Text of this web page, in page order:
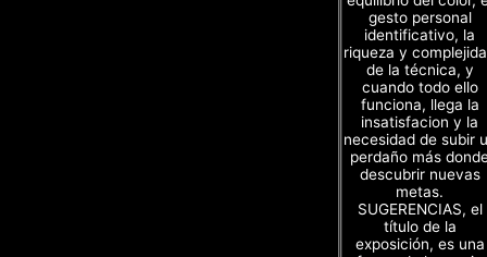
gesto personal
identificativo, la
riqueza y
de la técnica, y
cuando todo ello
funciona, llega la
insatisfacion y la
necesidad de subir
perdaño más
descubrir nuevas
metas.
SUGERENCIAS, el
título de la
exposición, es una